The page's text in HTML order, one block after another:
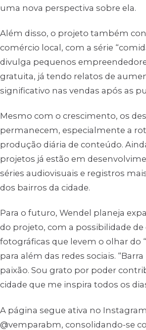
uma nova perspectiva sobre ela.
Além disso, o projeto também
comércio local, com a série
divulga pequenos
gratuita, já tendo relatos de
significativo nas vendas após as
Mesmo com o crescimento, os
permanecem, especialmente a
produção diária de conteúdo.
projetos já estão em
séries audiovisuais e registros
dos bairros da cidade.
Para o futuro, Wendel planeja
do projeto, com a possibilidade de
fotográficas que levem o olhar do
para além das redes sociais.
paixão. Sou grato por poder
cidade que me inspira todos os
A página segue ativa no
@vemparabm, consolidando-se